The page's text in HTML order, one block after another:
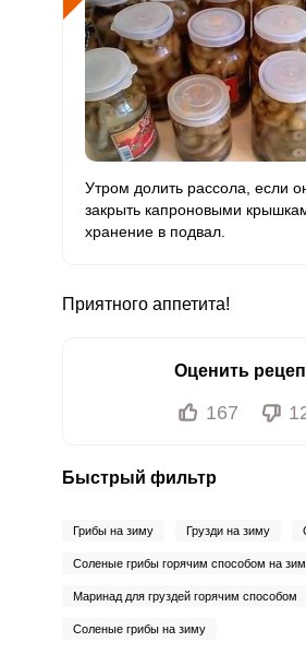
Утром долить рассола, если
закрыть капроновыми
хранение в подвал.
Приятного аппетита!
Оценить
167
Быстрый фильтр
Грибы на зиму Грузди на зиму
Соленые грибы горячим способом на
Маринад для груздей горячим способом
Соленые грибы на зиму